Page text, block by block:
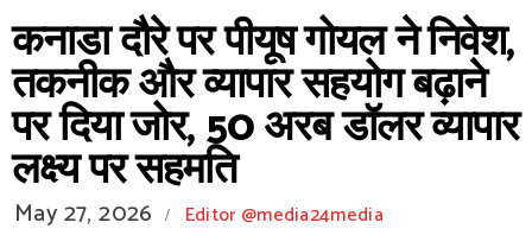
कनाडा दौरे पर पीयूष गोयल ने निवेश,
तकनीक और व्यापार सहयोग बढ़ाने
पर दिया जोर, 50 अरब डॉलर व्यापार
लक्ष्य पर सहमति
May 27, 2026 / Editor @media24media